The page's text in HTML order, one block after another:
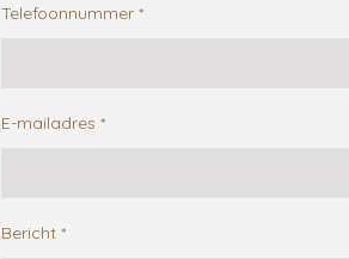
Telefoonnummer *
E-mailadres *
Bericht *